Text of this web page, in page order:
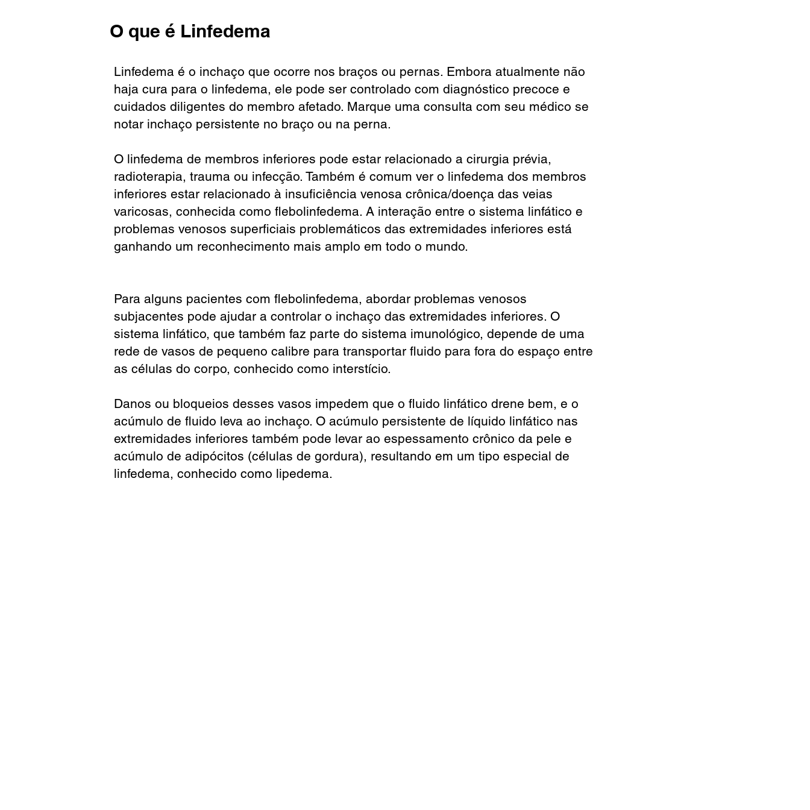
O que é Linfedema
Linfedema é o inchaço que ocorre nos braços ou pernas. Embora atualmente não
haja cura para o linfedema, ele pode ser controlado com diagnóstico precoce e
cuidados diligentes do membro afetado. Marque uma consulta com seu médico se
notar inchaço persistente no braço ou na perna.
O linfedema de membros inferiores pode estar relacionado a cirurgia prévia,
radioterapia, trauma ou infecção. Também é comum ver o linfedema dos membros
inferiores estar relacionado à insuficiência venosa crônica/doença das veias
varicosas, conhecida como flebolinfedema. A interação entre o sistema linfático e
problemas venosos superficiais problemáticos das extremidades inferiores está
ganhando um reconhecimento mais amplo em todo o mundo.
Para alguns pacientes com flebolinfedema, abordar problemas venosos
subjacentes pode ajudar a controlar o inchaço das extremidades inferiores. O
sistema linfático, que também faz parte do sistema imunológico, depende de uma
rede de vasos de pequeno calibre para transportar fluido para fora do espaço entre
as células do corpo, conhecido como interstício.
Danos ou bloqueios desses vasos impedem que o fluido linfático drene bem, e o
acúmulo de fluido leva ao inchaço. O acúmulo persistente de líquido linfático nas
extremidades inferiores também pode levar ao espessamento crônico da pele e
acúmulo de adipócitos (células de gordura), resultando em um tipo especial de
linfedema, conhecido como lipedema.